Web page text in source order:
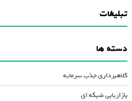
تبلیغات
دسته ها
کلاهبرداری جذب سرمایه
بازاریابی شبکه ای